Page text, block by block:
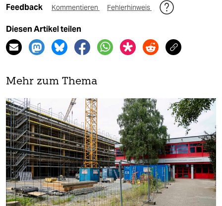
Feedback Kommentieren Fehlerhinweis
Diesen Artikel teilen
Mehr zum Thema